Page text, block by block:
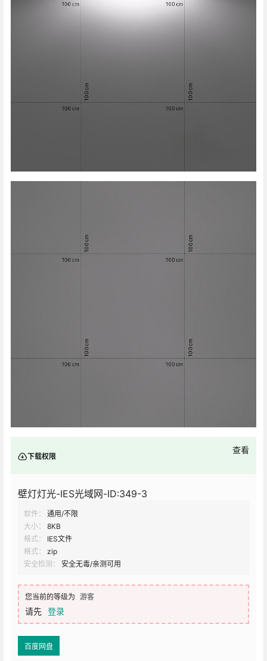
下载权限
查看
壁灯灯光-IES光域网-ID:349-3
软件：
通用/不限
大小：
8KB
格式：
IES文件
格式：
zip
安全检测：
安全无毒/亲测可用
您当前的等级为 游客
请先 登录
百度网盘